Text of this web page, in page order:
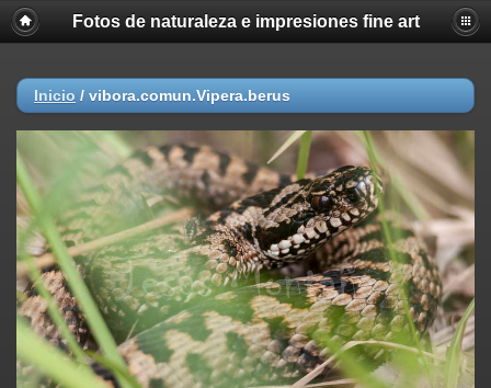
Fotos de naturaleza e impresiones fine art
Inicio / vibora.comun.Vipera.berus